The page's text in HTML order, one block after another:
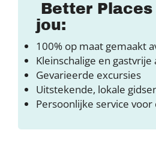
Better
jou:
100% op maat gemaakt
Kleinschalige en
Gevarieerde excursies
Uitstekende, lokale
Persoonlijke service